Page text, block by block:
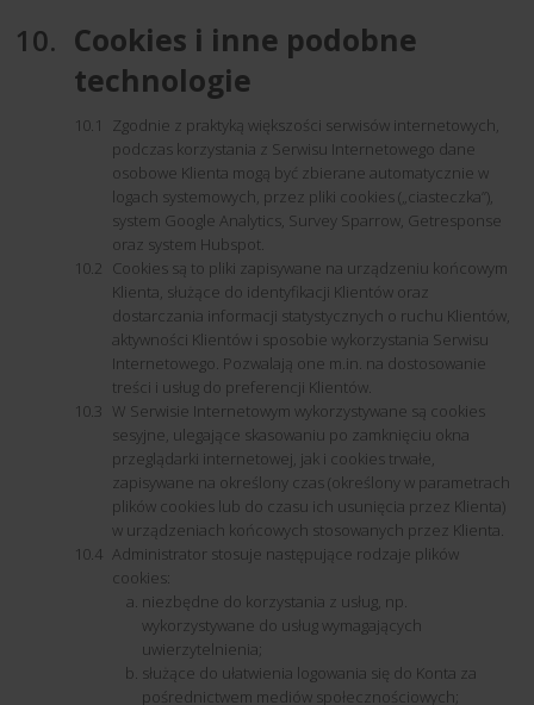
Cookies i inne podobne
technologie
Zgodnie z praktyką większości serwisów internetowych,
podczas korzystania z Serwisu Internetowego dane
osobowe Klienta mogą być zbierane automatycznie w
logach systemowych, przez pliki cookies („ciasteczka”),
system Google Analytics, Survey Sparrow, Getresponse
oraz system Hubspot.
Cookies są to pliki zapisywane na urządzeniu końcowym
Klienta, służące do identyfikacji Klientów oraz
dostarczania informacji statystycznych o ruchu Klientów,
aktywności Klientów i sposobie wykorzystania Serwisu
Internetowego. Pozwalają one m.in. na dostosowanie
treści i usług do preferencji Klientów.
W Serwisie Internetowym wykorzystywane są cookies
sesyjne, ulegające skasowaniu po zamknięciu okna
przeglądarki internetowej, jak i cookies trwałe,
zapisywane na określony czas (określony w parametrach
plików cookies lub do czasu ich usunięcia przez Klienta)
w urządzeniach końcowych stosowanych przez Klienta.
Administrator stosuje następujące rodzaje plików
cookies:
niezbędne do korzystania z usług, np.
wykorzystywane do usług wymagających
uwierzytelnienia;
służące do ułatwienia logowania się do Konta za
pośrednictwem mediów społecznościowych;